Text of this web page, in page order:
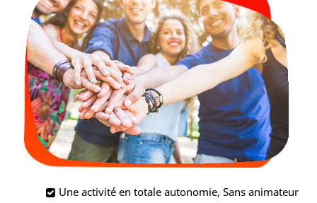
Une activité en totale autonomie, Sans animateur